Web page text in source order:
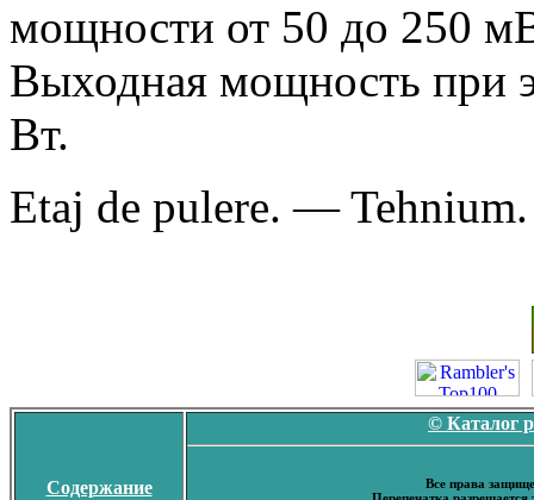
мощности от 50 до 250
Выходная мощность при
Вт.
Etaj de pulere. —
Содержание
© Каталог
Все права